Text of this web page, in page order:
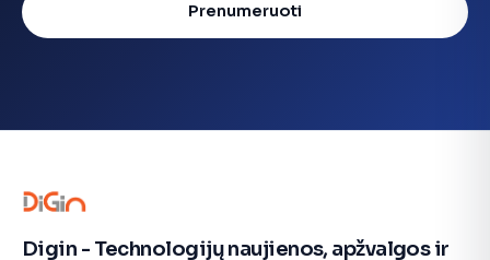
Prenumeruoti
Digin - Technologijų naujienos, apžvalgos ir